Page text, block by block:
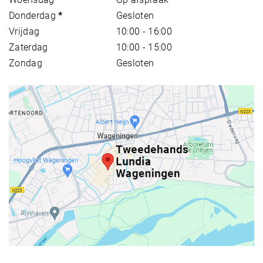
Donderdag*
Gesloten
Vrijdag
10:00 - 16:00
Zaterdag
10:00 - 15:00
Zondag
Gesloten